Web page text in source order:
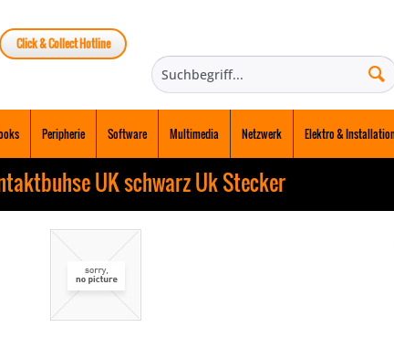
Click & Collect Hotline
Peripherie Software Multimedia Netzwerk Elektro &
UK schwarz Uk Stecker